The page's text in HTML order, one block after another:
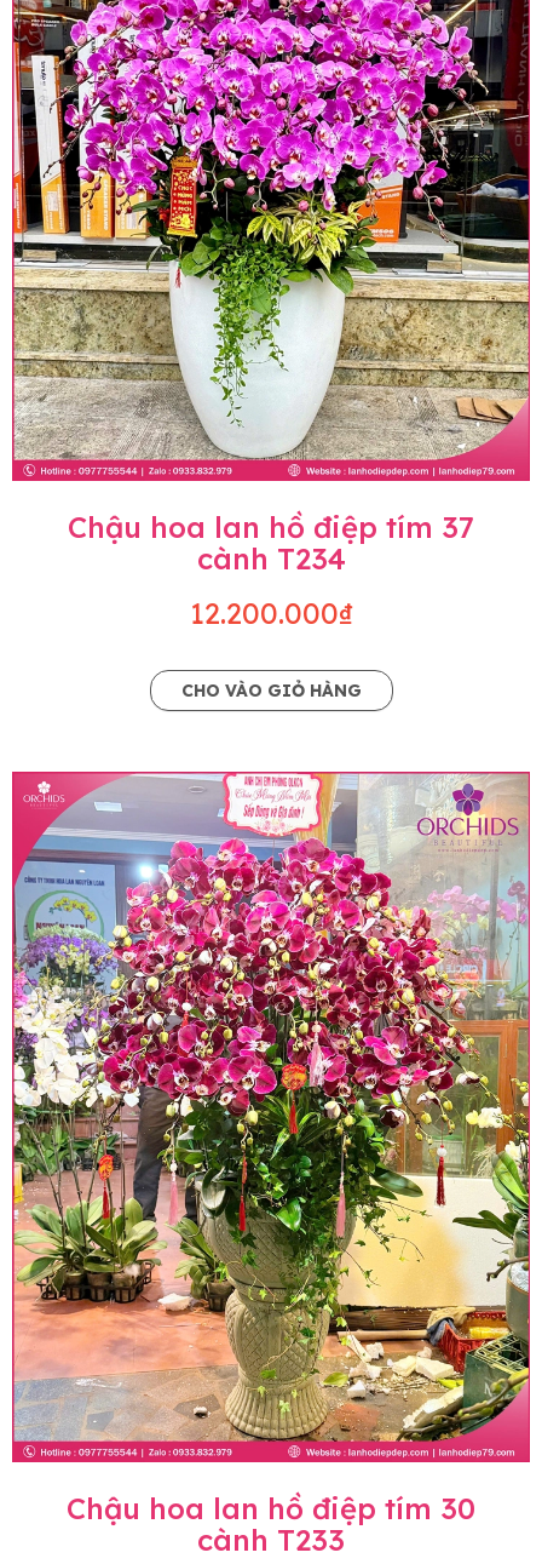
Chậu hoa lan hồ điệp tím 37
cành T234
12.200.000₫
CHO VÀO GIỎ HÀNG
Chậu hoa lan hồ điệp tím 30
cành T233